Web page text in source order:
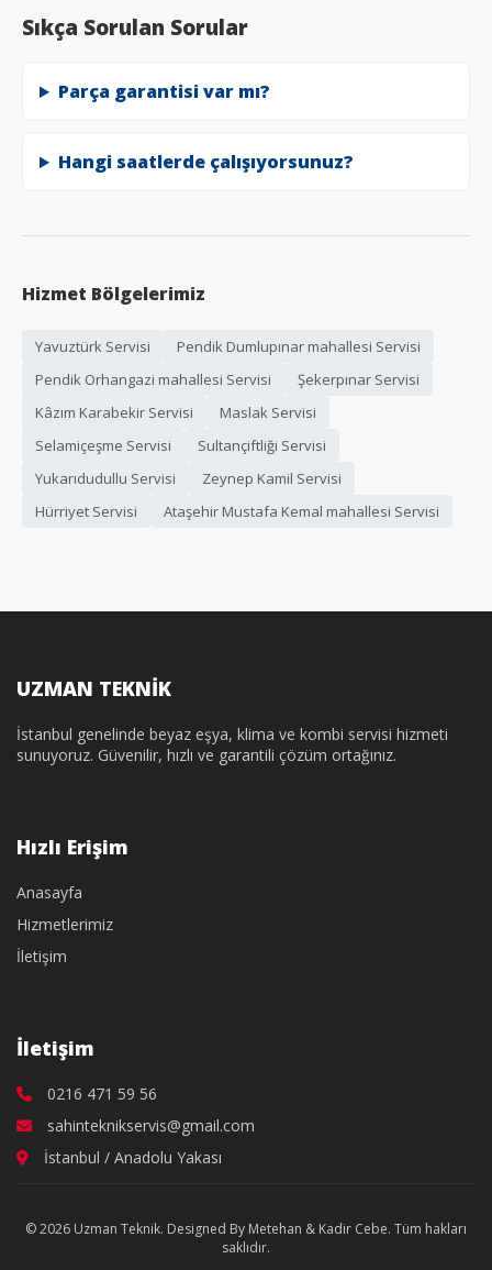
Sıkça Sorulan Sorular
Parça garantisi var mı?
Hangi saatlerde çalışıyorsunuz?
Hizmet Bölgelerimiz
Yavuztürk Servisi
Pendik Dumlupınar mahallesi Servisi
Pendik Orhangazi mahallesi Servisi
Şekerpınar Servisi
Kâzım Karabekir Servisi
Maslak Servisi
Selamiçeşme Servisi
Sultançiftliği Servisi
Yukarıdudullu Servisi
Zeynep Kamil Servisi
Hürriyet Servisi
Ataşehir Mustafa Kemal mahallesi Servisi
UZMAN TEKNİK
İstanbul genelinde beyaz eşya, klima ve kombi servisi hizmeti
sunuyoruz. Güvenilir, hızlı ve garantili çözüm ortağınız.
Hızlı Erişim
Anasayfa
Hizmetlerimiz
İletişim
İletişim
0216 471 59 56
sahinteknikservis@gmail.com
İstanbul / Anadolu Yakası
© 2026 Uzman Teknik. Designed By Metehan & Kadir Cebe. Tüm hakları
saklıdır.